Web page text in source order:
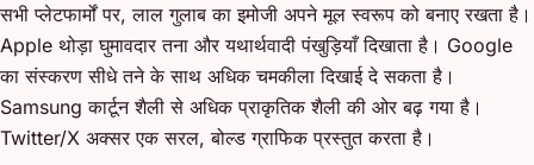
सभी प्लेटफार्मों पर, लाल गुलाब का इमोजी अपने मूल स्वरूप को बनाए रखता है।
Apple थोड़ा घुमावदार तना और यथार्थवादी पंखुड़ियाँ दिखाता है। Google
का संस्करण सीधे तने के साथ अधिक चमकीला दिखाई दे सकता है।
Samsung कार्टून शैली से अधिक प्राकृतिक शैली की ओर बढ़ गया है।
Twitter/X अक्सर एक सरल, बोल्ड ग्राफिक प्रस्तुत करता है।